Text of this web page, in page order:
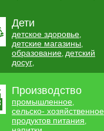
Дети
детское здоровье,
детские магазины,
образование, детский
досуг,
Производство
промышленное,
сельско- хозяйственное
продуктов питания,